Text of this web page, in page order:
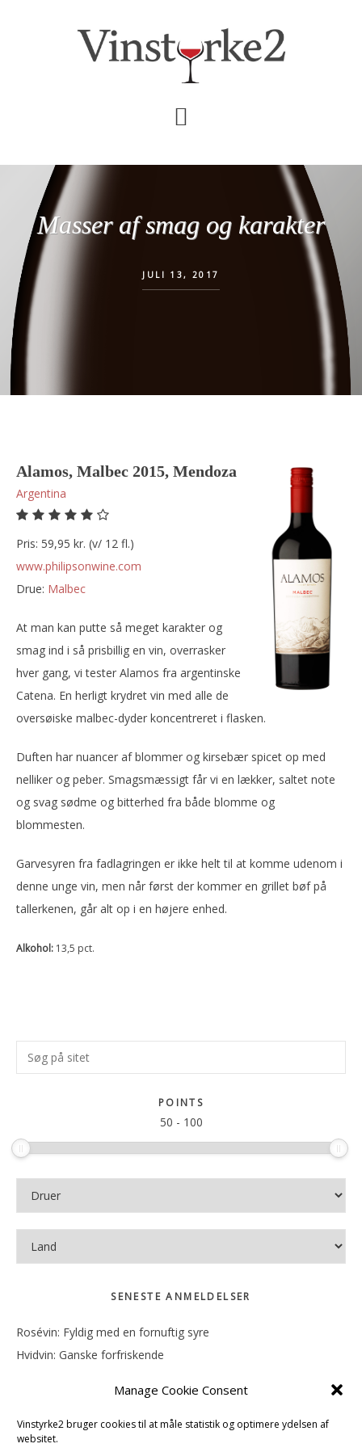
Manage Cookie Consent
Vinstyrke2 bruger cookies til at måle statistik og optimere ydelsen af
websitet.
Masser af smag og karakter
JULI 13, 2017
Alamos, Malbec 2015, Mendoza
Argentina
Pris: 59,95 kr. (v/ 12 fl.)
www.philipsonwine.com
Drue:
malbec
At man kan putte så meget karakter og
smag ind i så prisbillig en vin, overrasker
hver gang, vi tester Alamos fra argentinske
Catena. En herligt krydret vin med alle de
oversøiske malbec-dyder koncentreret i flasken.
Duften har nuancer af blommer og kirsebær spicet op med
nelliker og peber. Smagsmæssigt får vi en lækker, saltet note
og svag sødme og bitterhed fra både blomme og
blommesten.
Garvesyren fra fadlagringen er ikke helt til at komme udenom i
denne unge vin, men når først der kommer en grillet bøf på
tallerkenen, går alt op i en højere enhed.
Alkohol: 13,5 pct.
Primær
Sidebar
Søg
på
POINTS
50 - 100
SENESTE ANMELDELSER
Rosévin: Fyldig med en fornuftig syre
Hvidvin: Ganske forfriskende
Hvidvin: Smørfedme og tropisk sødme
Rosévin: Blød, rund og sødladen